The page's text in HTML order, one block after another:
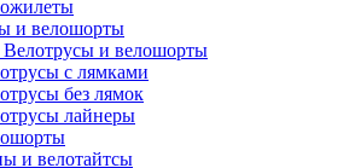
и велошорты
Велотрусы и велошорты
с лямками
без лямок
лайнеры
и велотайтсы